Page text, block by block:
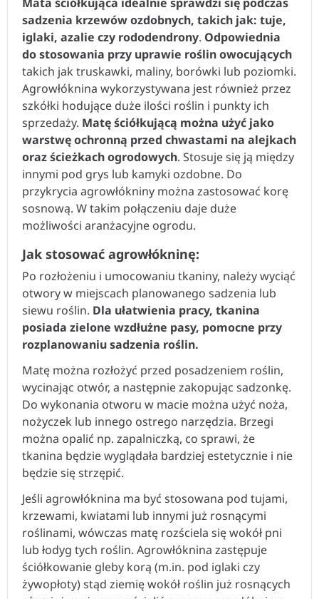
sadzenia krzewów ozdobnych, takich jak: tuje,
iglaki, azalie czy rododendrony.Odpowiednia
do stosowania przy uprawie roślin owocujących
takich jak truskawki, maliny, borówki lub poziomki.
Agrowłóknina wykorzystywana jest również przez
szkółki hodujące duże ilości roślin i punkty ich
sprzedaży.Matę ściółkującą można użyć jako
warstwę ochronną przed chwastami na alejkach
oraz ścieżkach ogrodowych. Stosuje się ją między
innymi pod grys lub kamyki ozdobne. Do
przykrycia agrowłókniny można zastosować korę
sosnową. W takim połączeniu daje duże
możliwości aranżacyjne ogrodu.
Po rozłożeniu i umocowaniu tkaniny, należy wyciąć
otwory w miejscach planowanego sadzenia lub
siewu roślin.Dla ułatwienia pracy, tkanina
posiada zielone wzdłużne pasy, pomocne przy
rozplanowaniu sadzenia roślin.
wycinając otwór, a następnie zakopując sadzonkę.
Do wykonania otworu w macie można użyć noża,
nożyczek lub innego ostrego narzędzia. Brzegi
można opalić np. zapalniczką, co sprawi, że
tkanina będzie wyglądała bardziej estetycznie i nie
będzie się strzępić.
krzewami, kwiatami lub innymi już rosnącymi
roślinami, wówczas matę rozściela się wokół pni
lub łodyg tych roślin. Agrowłóknina zastępuje
ściółkowanie gleby korą (m.in. pod iglaki czy
żywopłoty) stąd ziemię wokół roślin już rosnących
również możemy wyścielić pasem agrowłókniny.